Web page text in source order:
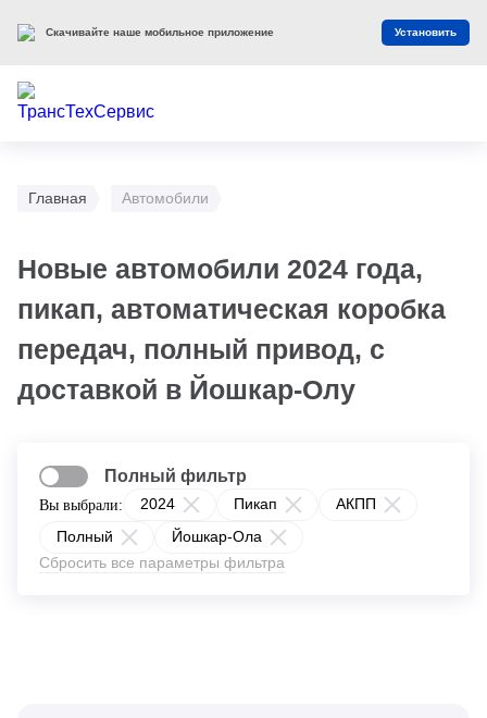
Главная Автомобили
Новые автомобили 2024 года,
пикап, автоматическая коробка
передач, полный привод, с
доставкой в Йошкар-Олу
Вы выбрали: 2024 Пикап
АКПП
Полный
Йошкар-Ола
Сбросить все параметры фильтра
Полный фильтр
Скачивайте наше мобильное приложение Установить